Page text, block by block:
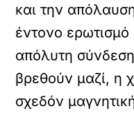
και την
έντονο ερωτισμό
απόλυτη
βρεθούν μαζί, η
σχεδόν